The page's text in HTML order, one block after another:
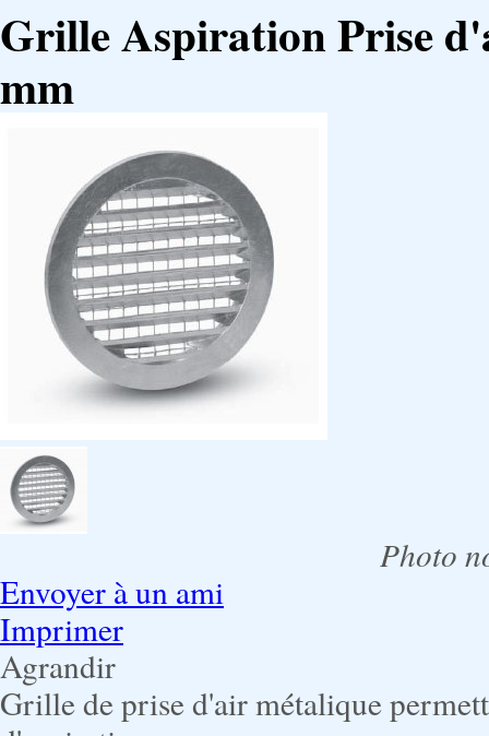
Grille Aspiration Prise
mm
Photo
Envoyer à un ami
Imprimer
Agrandir
Grille de prise d'air métalique